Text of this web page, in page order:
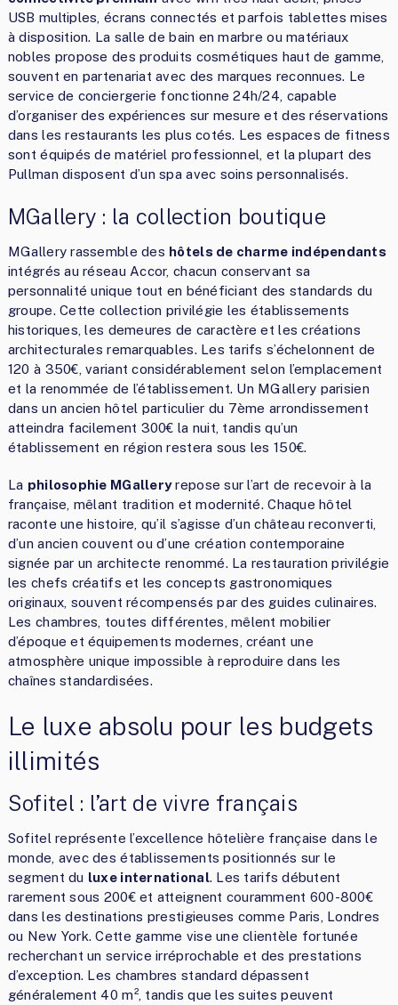
USB multiples, écrans connectés et parfois tablettes mises
à disposition. La salle de bain en marbre ou matériaux
nobles propose des produits cosmétiques haut de gamme,
souvent en partenariat avec des marques reconnues. Le
service de conciergerie fonctionne 24h/24, capable
d’organiser des expériences sur mesure et des réservations
dans les restaurants les plus cotés. Les espaces de fitness
sont équipés de matériel professionnel, et la plupart des
Pullman disposent d’un spa avec soins personnalisés.
MGallery : la collection boutique
MGallery rassemble des hôtels de charme indépendants
intégrés au réseau Accor, chacun conservant sa
personnalité unique tout en bénéficiant des standards du
groupe. Cette collection privilégie les établissements
historiques, les demeures de caractère et les créations
architecturales remarquables. Les tarifs s’échelonnent de
120 à 350€, variant considérablement selon l’emplacement
et la renommée de l’établissement. Un MGallery parisien
dans un ancien hôtel particulier du 7ème arrondissement
atteindra facilement 300€ la nuit, tandis qu’un
établissement en région restera sous les 150€.
La philosophie MGalleryrepose sur l’art de recevoir à la
française, mêlant tradition et modernité. Chaque hôtel
raconte une histoire, qu’il s’agisse d’un château reconverti,
d’un ancien couvent ou d’une création contemporaine
signée par un architecte renommé. La restauration privilégie
les chefs créatifs et les concepts gastronomiques
originaux, souvent récompensés par des guides culinaires.
Les chambres, toutes différentes, mêlent mobilier
d’époque et équipements modernes, créant une
atmosphère unique impossible à reproduire dans les
chaînes standardisées.
Le luxe absolu pour les budgets
illimités
Sofitel : l’art de vivre français
Sofitel représente l’excellence hôtelière française dans le
monde, avec des établissements positionnés sur le
segment du luxe international. Les tarifs débutent
rarement sous 200€ et atteignent couramment 600-800€
dans les destinations prestigieuses comme Paris, Londres
ou New York. Cette gamme vise une clientèle fortunée
recherchant un service irréprochable et des prestations
d’exception. Les chambres standard dépassent
généralement 40 m², tandis que les suites peuvent